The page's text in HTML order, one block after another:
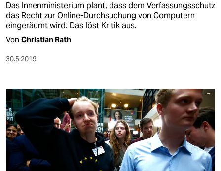
Das Innenministerium plant, dass dem Verfassungsschutz
das Recht zur Online-Durchsuchung von Computern
eingeräumt wird. Das löst Kritik aus.
Von Christian Rath
30.5.2019